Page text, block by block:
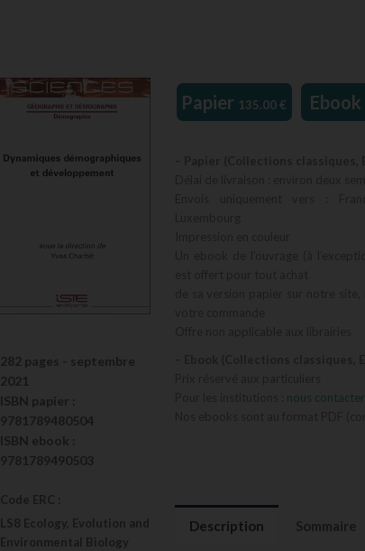
282 pages - septembre
2021
ISBN papier
9781789480504
ISBN ebook
9781789490503
Code ERC :
LS8 Ecology, Evolution and
Environmental Biology
Papier 135.00€ Ebook
nous contacter
Description Sommaire